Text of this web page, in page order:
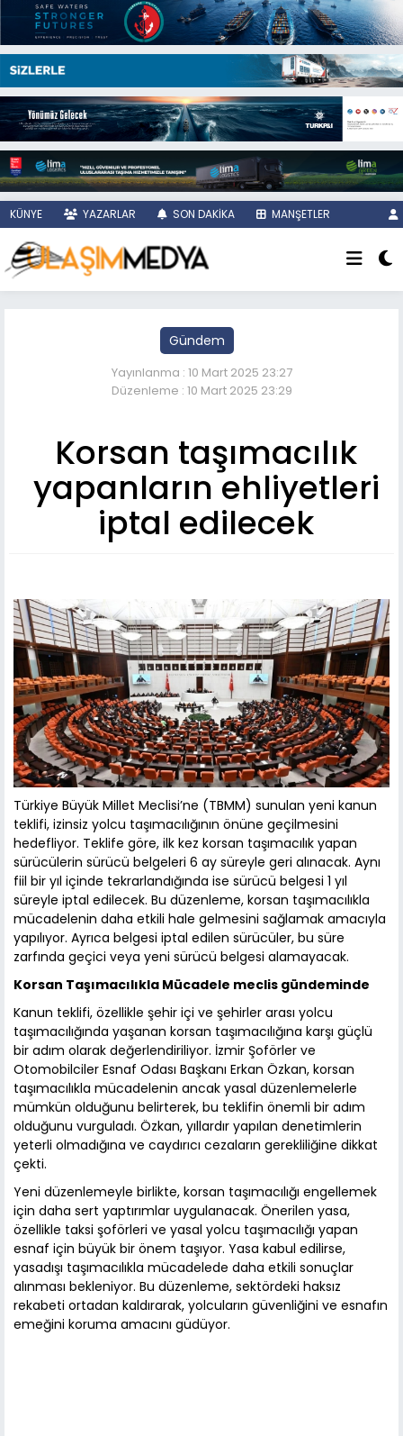
KÜNYE YAZARLAR SON DAKİKA MANŞETLER
Gündem
Yayınlanma : 10 Mart 2025 23:27
Düzenleme : 10 Mart 2025 23:29
Korsan taşımacılık
yapanların ehliyetleri
iptal edilecek
Türkiye Büyük Millet Meclisi’ne (TBMM) sunulan yeni kanun
teklifi, izinsiz yolcu taşımacılığının önüne geçilmesini
hedefliyor. Teklife göre, ilk kez korsan taşımacılık yapan
sürücülerin sürücü belgeleri 6 ay süreyle geri alınacak. Aynı
fiil bir yıl içinde tekrarlandığında ise sürücü belgesi 1 yıl
süreyle iptal edilecek. Bu düzenleme, korsan taşımacılıkla
mücadelenin daha etkili hale gelmesini sağlamak amacıyla
yapılıyor. Ayrıca belgesi iptal edilen sürücüler, bu süre
zarfında geçici veya yeni sürücü belgesi alamayacak.
Korsan Taşımacılıkla Mücadele meclis gündeminde
Kanun teklifi, özellikle şehir içi ve şehirler arası yolcu
taşımacılığında yaşanan korsan taşımacılığına karşı güçlü
bir adım olarak değerlendiriliyor. İzmir Şoförler ve
Otomobilciler Esnaf Odası Başkanı Erkan Özkan, korsan
taşımacılıkla mücadelenin ancak yasal düzenlemelerle
mümkün olduğunu belirterek, bu teklifin önemli bir adım
olduğunu vurguladı. Özkan, yıllardır yapılan denetimlerin
yeterli olmadığına ve caydırıcı cezaların gerekliliğine dikkat
çekti.
Yeni düzenlemeyle birlikte, korsan taşımacılığı engellemek
için daha sert yaptırımlar uygulanacak. Önerilen yasa,
özellikle taksi şoförleri ve yasal yolcu taşımacılığı yapan
esnaf için büyük bir önem taşıyor. Yasa kabul edilirse,
yasadışı taşımacılıkla mücadelede daha etkili sonuçlar
alınması bekleniyor. Bu düzenleme, sektördeki haksız
rekabeti ortadan kaldırarak, yolcuların güvenliğini ve esnafın
emeğini koruma amacını güdüyor.